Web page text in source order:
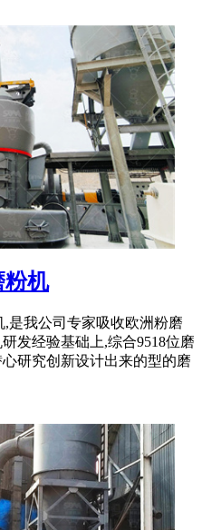
机
是我公司专家吸收欧洲粉磨
发经验基础上,综合9518位磨
研究创新设计出来的型的磨